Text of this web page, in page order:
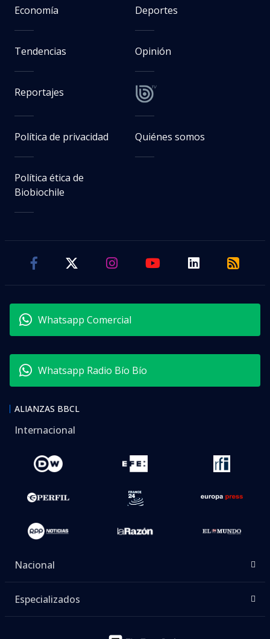
Economía Deportes
Tendencias Opinión
Reportajes
Política de privacidad Quiénes somos
Política ética de
Biobiochile
Whatsapp Comercial
Whatsapp Radio Bío Bío
ALIANZAS BBCL
Internacional
Nacional
Especializados